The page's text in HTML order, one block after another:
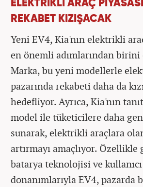
ELEKTRİKLİ ARAÇ
REKABET KIZIŞACAK
Yeni EV4, Kia'nın elektrikli
en önemli adımlarından
Marka, bu yeni modellerle
pazarında rekabeti daha da
hedefliyor. Ayrıca, Kia'nın
model ile tüketicilere daha
sunarak, elektrikli araçlara
artırmayı amaçlıyor. Özellikle
batarya teknolojisi ve
donanımlarıyla EV4, pazarda